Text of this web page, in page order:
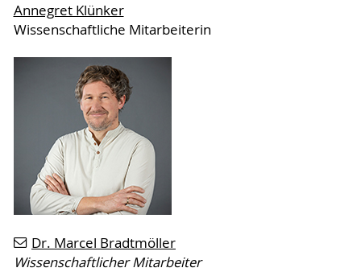
Annegret Klünker
Wissenschaftliche Mitarbeiterin
Dr. Marcel Bradtmöller
Wissenschaftlicher Mitarbeiter